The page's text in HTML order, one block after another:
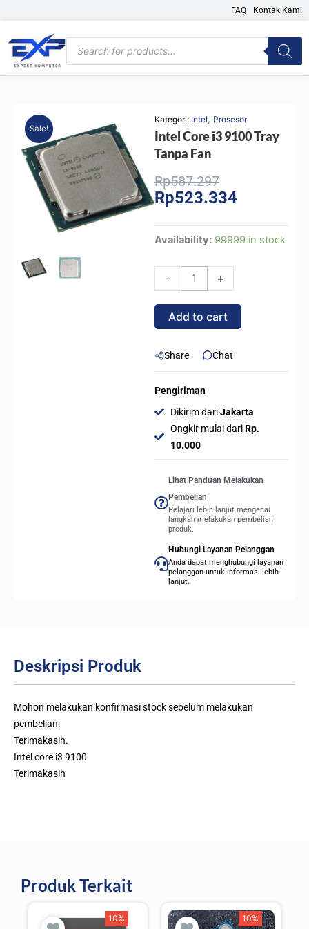
content
FAQ Kontak Kami
Products
search
Sale!
Kategori: Intel, Prosesor
Intel Core i3 9100 Tray
Tanpa Fan
Rp587.297Original
price
Rp523.334price
Availability: 99999 in stock
-
Intel
9100
Tray
Tanpa
quantity
+
Add to cart
Share Chat
Pengiriman
Dikirim dariJakarta
Ongkir mulai dariRp.
10.000
Lihat Panduan Melakukan
Pembelian
Pelajari lebih lanjut mengenai
langkah melakukan pembelian
produk.
Hubungi Layanan Pelanggan
Anda dapat menghubungi layanan
pelanggan untuk informasi lebih
lanjut.
Deskripsi Produk
Mohon melakukan konfirmasi stock sebelum melakukan
pembelian.
Terimakasih.
Intel core i3 9100
Terimakasih
Produk Terkait
10% 10%